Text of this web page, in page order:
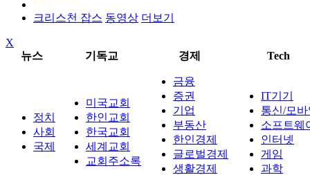
크리스천 잡스 동영상 더보기
X
뉴스
기독교 경제 Tech
정치
사회
국제
미국교회
한인교회
한국교회
세계교회
교회주소록
금융
증권
기업
부동산
한인경제
글로벌경제
생활경제
IT기기
통신/모
소프트웨
인터넷
게임
과학